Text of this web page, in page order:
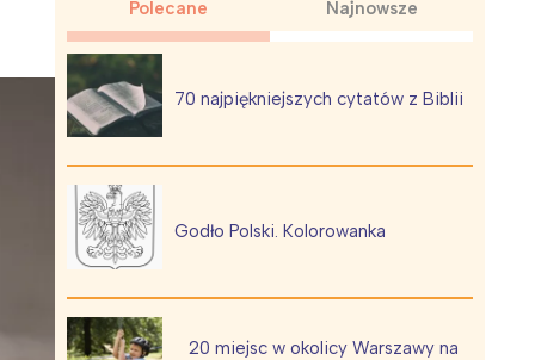
Polecane Najnowsze
70 najpiękniejszych cytatów z Biblii
Godło Polski. Kolorowanka
20 miejsc w okolicy Warszawy na